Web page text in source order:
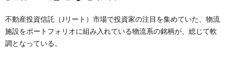
不動産投資信託（Jリート）市場で投資家の注目を集めていた、物流
施設をポートフォリオに組み入れている物流系の銘柄が、総じて軟
調となっている。